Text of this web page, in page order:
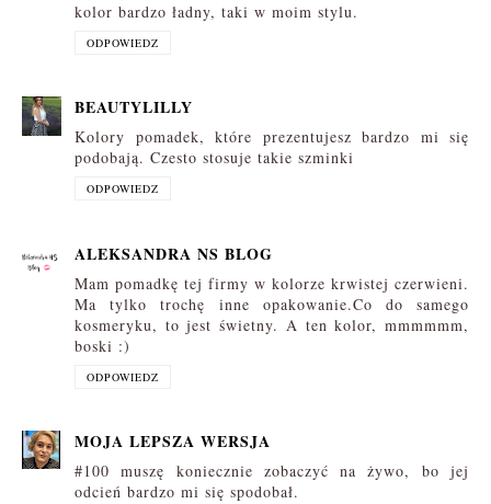
kolor bardzo ładny, taki w moim stylu.
ODPOWIEDZ
BEAUTYLILLY
Kolory pomadek, które prezentujesz bardzo mi się
podobają. Czesto stosuje takie szminki
ODPOWIEDZ
ALEKSANDRA NS BLOG
Mam pomadkę tej firmy w kolorze krwistej czerwieni.
Ma tylko trochę inne opakowanie.Co do samego
kosmeryku, to jest świetny. A ten kolor, mmmmmm,
boski :)
ODPOWIEDZ
MOJA LEPSZA WERSJA
#100 muszę koniecznie zobaczyć na żywo, bo jej
odcień bardzo mi się spodobał.